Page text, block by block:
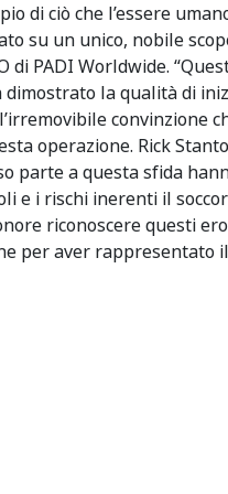
di ciò che l’essere
su un unico, nobile
di PADI Worldwide.
la qualità di
convinzione
operazione. Rick
parte a questa sfida
e i rischi inerenti il
riconoscere questi
per aver rappresentato